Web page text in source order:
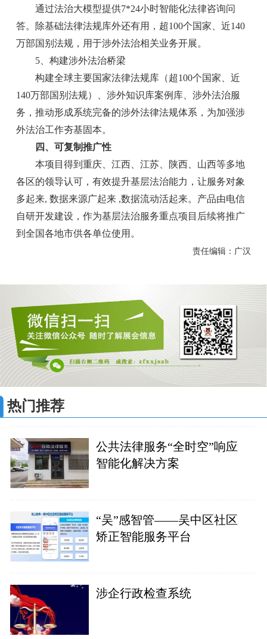
通过法治大模型提供7*24小时智能化法律咨询问
答。除基础法律法规库外还有用，超100个国家、近140
万部国别法规，用于涉外法治相关业务开展。
5、构建涉外法治桥梁
构建全球主要国家法律法规库（超100个国家、近
140万部国别法规）、涉外知识库案例库、涉外法治服
务，推动形成系统完备的涉外法律法规体系，为加强涉
外法治工作夯基固本。
四、可复制推广性
本项目得到重庆、江西、江苏、陕西、山西等多地
各区的领导认可，有效提升基层法治能力，让服务对象
多起来, 数据来源广起来 ,数据流动活起来。产品由电信
自研开发建设，作为基层法治服务重点项目后续将推广
到全国各地市供各单位使用。
责任编辑：广汉
热门推荐
公共法律服务“全时空”响应
智能化解决方案
“吴”感智管——吴中区社区
矫正智能服务平台
涉企行政检查系统